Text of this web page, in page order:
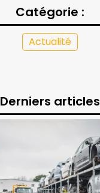
Catégorie :
Actualité
Derniers articles